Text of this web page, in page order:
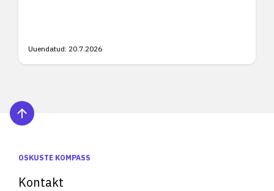
Uuendatud: 20.7.2026
OSKUSTE KOMPASS
Kontakt